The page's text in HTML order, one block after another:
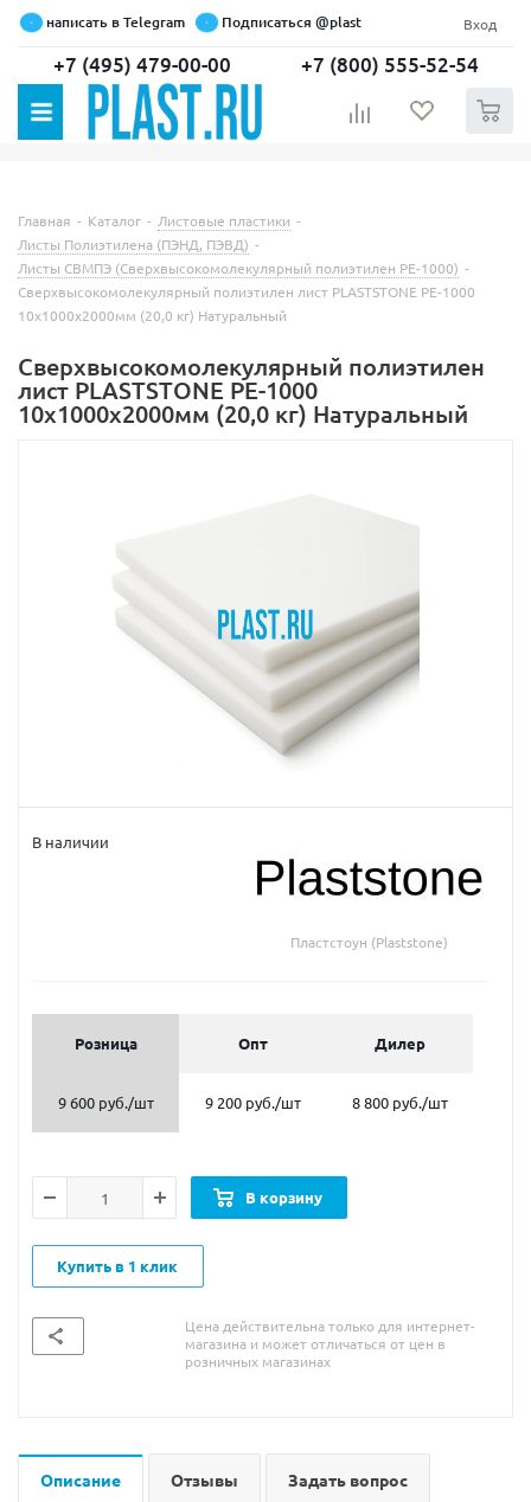
написать в Telegram Подписаться @plast Вход
+7 (495) 479-00-00 +7 (800) 555-52-54
Главная - Каталог - Листовые пластики -
Листы Полиэтилена (ПЭНД, ПЭВД) -
Листы СВМПЭ (Сверхвысокомолекулярный полиэтилен PE-1000) -
Сверхвысокомолекулярный полиэтилен лист PLASTSTONE PE-1000
10х1000х2000мм (20,0 кг) Натуральный
Сверхвысокомолекулярный полиэтилен
лист PLASTSTONE PE-1000
10х1000х2000мм (20,0 кг) Натуральный
В наличии
Пластстоун (Plaststone)
Розница Опт Дилер
9 600 руб./шт 9 200 руб./шт 8 800 руб./шт
В корзину
Купить в 1 клик
Цена действительна только для интернет-
магазина и может отличаться от цен в
розничных магазинах
Описание Отзывы Задать вопрос